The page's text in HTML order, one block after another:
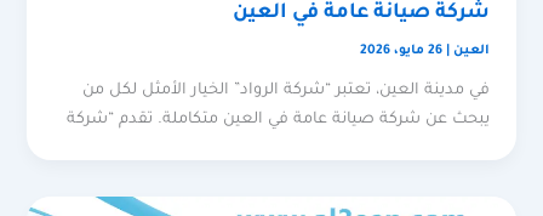
شركة صيانة عامة في العين
العين |26 مايو، 2026
في مدينة العين، تعتبر “شركة الرواد” الخيار الأمثل لكل من
يبحث عن شركة صيانة عامة في العين متكاملة. تقدم “شركة